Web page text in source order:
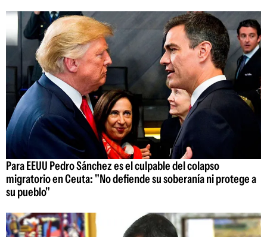
Para EEUU Pedro Sánchez es el culpable del colapso
migratorio en Ceuta: "No defiende su soberanía ni protege a
su pueblo"